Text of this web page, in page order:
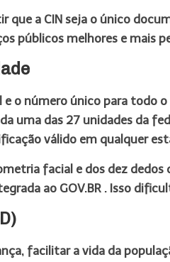
que a CIN seja o único
públicos melhores e mais
o número único para todo
uma das 27 unidades da
válido em qualquer
facial e dos dez dedos
ao GOV.BR . Isso
facilitar a vida da